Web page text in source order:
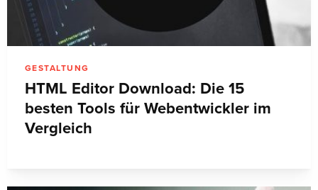
GESTALTUNG
HTML Editor Download: Die 15
besten Tools für Webentwickler im
Vergleich